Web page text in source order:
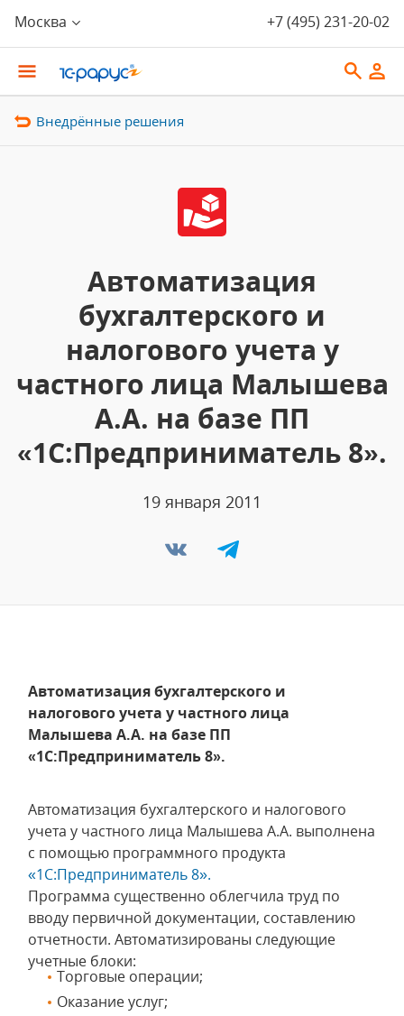
Москва +7 (495) 231-20-02
Внедрённые решения
Автоматизация
бухгалтерского и
налогового учета у
частного лица Малышева
А.А. на базе ПП
«1С:Предприниматель 8».
19 января 2011
Автоматизация бухгалтерского и
налогового учета у частного лица
Малышева А.А. на базе ПП
«1С:Предприниматель 8».
Автоматизация бухгалтерского и налогового
учета у частного лица Малышева А.А. выполнена
с помощью программного продукта
«1С:Предприниматель 8».
Программа существенно облегчила труд по
вводу первичной документации, составлению
отчетности. Автоматизированы следующие
учетные блоки:
Торговые операции;
Оказание услуг;